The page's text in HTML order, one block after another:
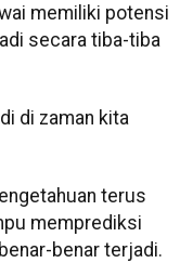
memiliki potensi
secara tiba-tiba
di zaman kita
terus
memprediksi
benar terjadi.